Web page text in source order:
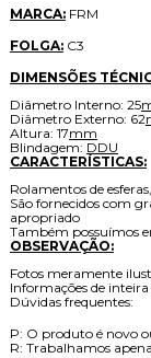
MARCA:FRM
FOLGA:C3
DIMENSÕES
Diâmetro Interno: 25
Diâmetro Externo: 62
Altura: 17mm
Blindagem: DDU
CARACTERÍSTICAS:
Rolamentos de
São fornecidos com
apropriado
Também possuímos
OBSERVAÇÃO:
Fotos meramente
Informações de
Dúvidas frequentes:
P: O produto é novo
R: Trabalhamos